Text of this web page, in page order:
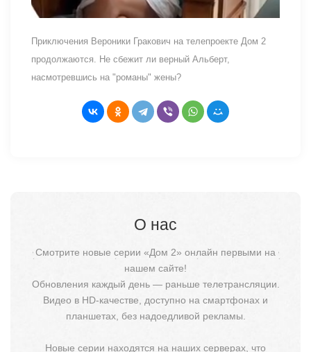
Приключения Вероники Гракович на телепроекте Дом 2
продолжаются. Не сбежит ли верный Альберт,
насмотревшись на "романы" жены?
О нас
Смотрите новые серии «Дом 2» онлайн первыми на
нашем сайте!
Обновления каждый день — раньше телетрансляции.
Видео в HD-качестве, доступно на смартфонах и
планшетах, без надоедливой рекламы.
Новые серии находятся на наших серверах, что